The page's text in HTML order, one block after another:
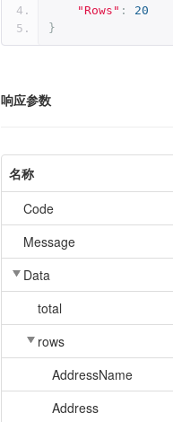
"Rows" :
20
}
响应参数
名称
Code
Message
Data
total
rows
AddressName
Address